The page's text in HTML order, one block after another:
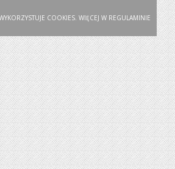
COOKIES. WIĘCEJ W REGULAMINIE